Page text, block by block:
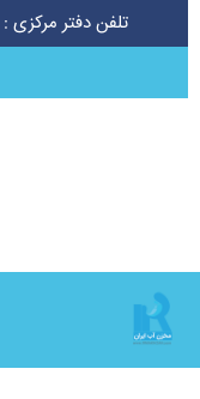
تلفن دفتر مرکزی : 02144787934